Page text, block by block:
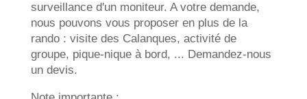
surveillance d'un moniteur. A votre demande,
nous pouvons vous proposer en plus de la
rando : visite des Calanques, activité de
groupe, pique-nique à bord, ... Demandez-nous
un devis.